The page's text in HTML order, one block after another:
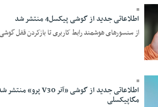
اطلاعاتی جدید از گوشی پیکسل4 منتشر شد
از سنسورهای هوشمند رابط کاربری تا بازکردن قفل
مگاپیکسلی